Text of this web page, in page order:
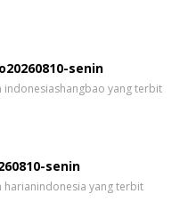
senin
indonesiashangbao yang terbit
senin
harianindonesia yang terbit